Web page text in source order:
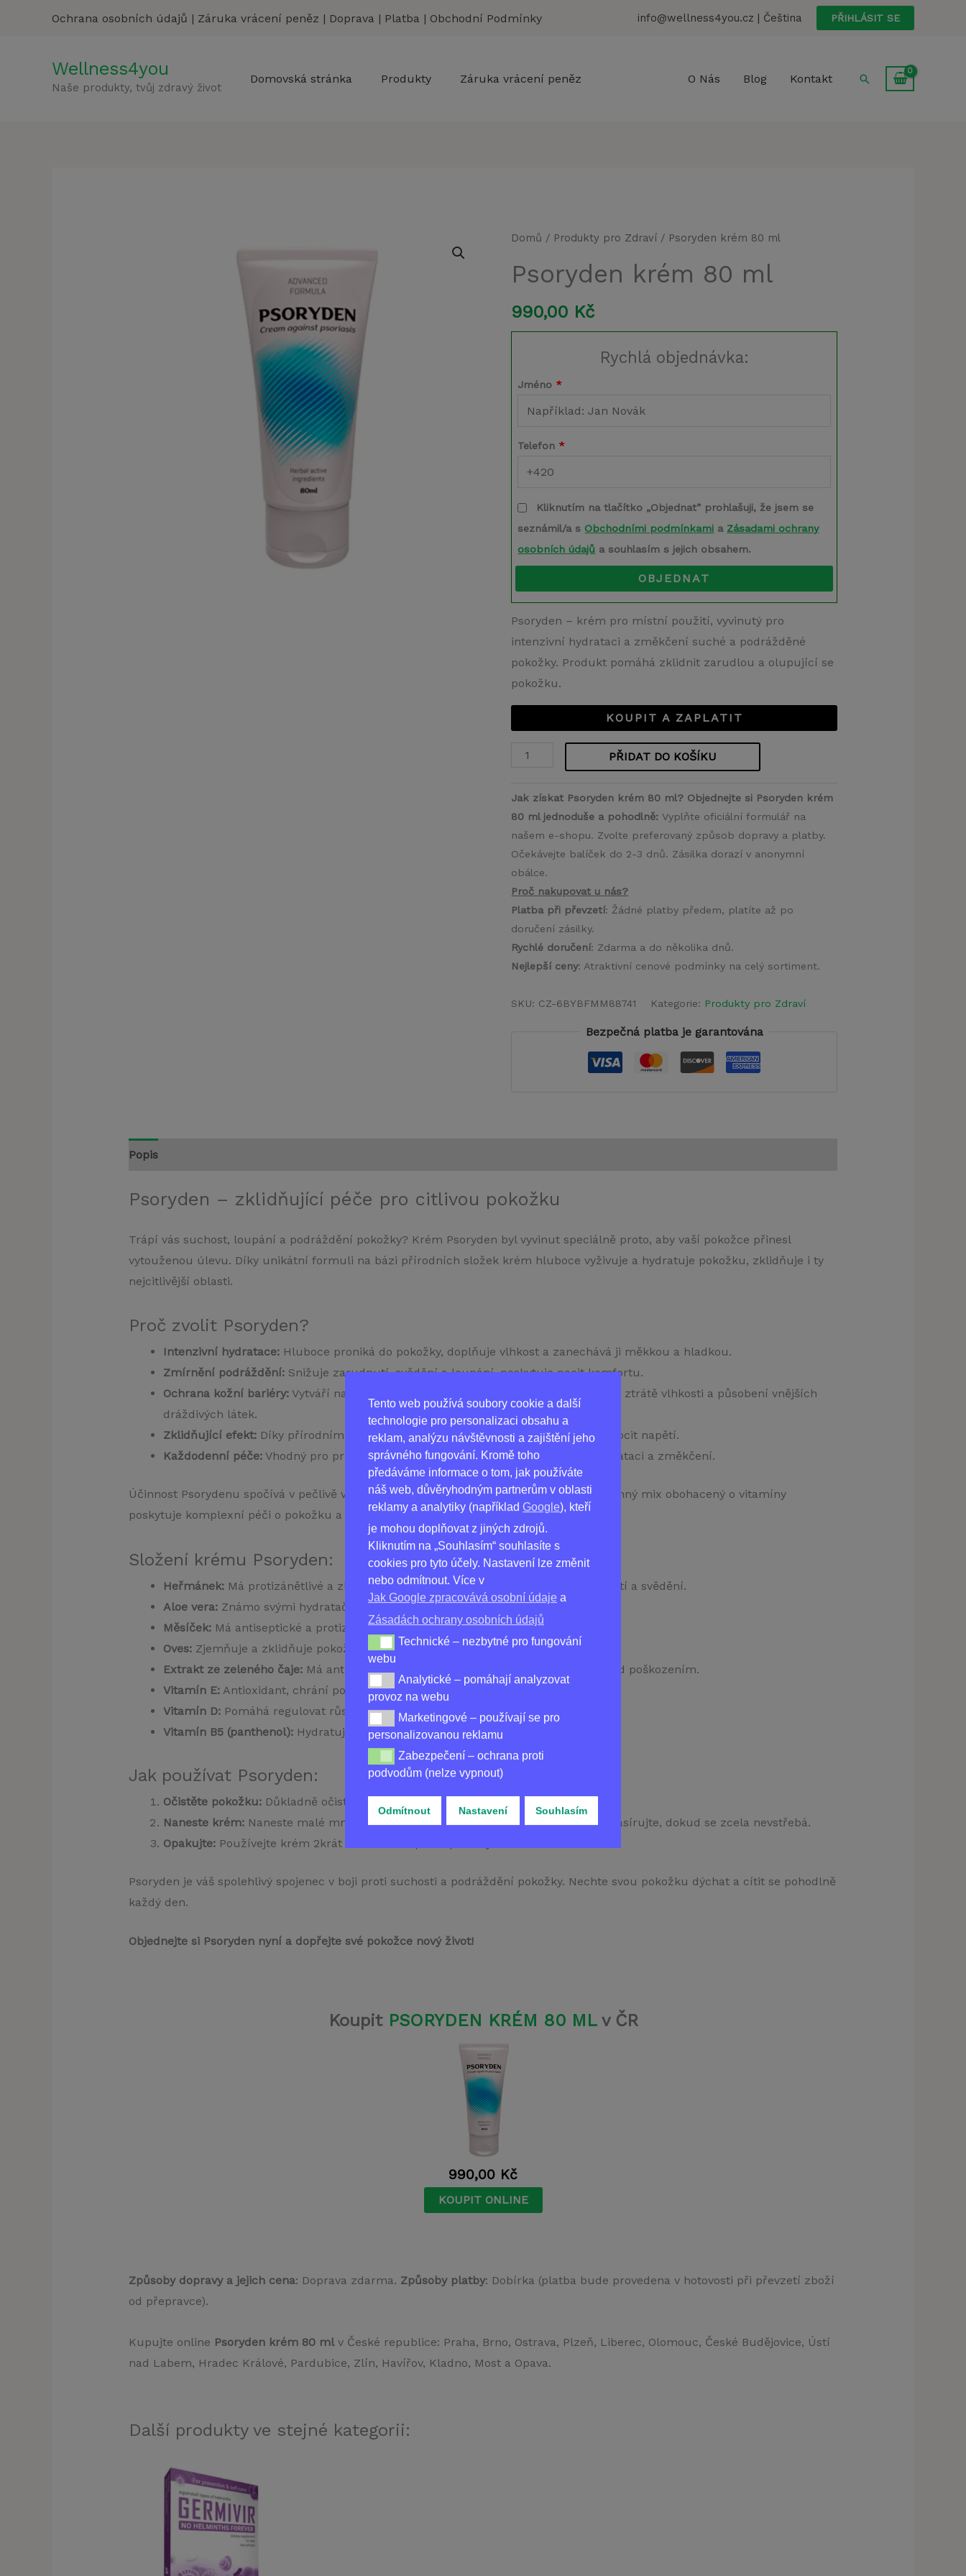
Tento web používá soubory cookie a další
technologie pro personalizaci obsahu a
reklam, analýzu návštěvnosti a zajištění jeho
správného fungování. Kromě toho
předáváme informace o tom, jak používáte
náš web, důvěryhodným partnerům v oblasti
reklamy a analytiky (například Google), kteří
je mohou doplňovat z jiných zdrojů.
Kliknutím na „Souhlasím“ souhlasíte s
cookies pro tyto účely. Nastavení lze změnit
nebo odmítnout. Více v
Jak Google zpracovává osobní údaje a
Zásadách ochrany osobních údajů
Technické – nezbytné pro fungování webu
Technické – nezbytné pro fungování
webu
Analytické – pomáhají analyzovat provoz na webu
Analytické – pomáhají analyzovat
provoz na webu
Marketingové – používají se pro personalizovanou reklamu
Marketingové – používají se pro
personalizovanou reklamu
Zabezpečení – ochrana proti podvodům (nelze vypnout)
Zabezpečení – ochrana proti
podvodům (nelze vypnout)
Odmítnout Nastavení Souhlasím
Ochrana osobních údajů | Záruka vrácení peněz | Doprava | Platba | Obchodní Podmínky info@wellness4you.cz | Čeština PŘIHLÁSIT SE
Wellness4you
Naše produkty, tvůj zdravý život
Domovská stránka Produkty Záruka vrácení peněz O Nás Blog Kontakt Hledat
Domů / Produkty pro Zdraví / Psoryden krém 80 ml
Psoryden krém 80 ml
990,00 Kč
Rychlá objednávka:
Jméno *
Telefon *
Kliknutím na tlačítko „Objednat” prohlašuji, že jsem se
seznámil/a s Obchodními podmínkami a Zásadami ochrany
osobních údajů a souhlasím s jejich obsahem.
OBJEDNAT
Psoryden – krém pro místní použití, vyvinutý pro
intenzivní hydrataci a změkčení suché a podrážděné
pokožky. Produkt pomáhá zklidnit zarudlou a olupující se
pokožku.
KOUPIT A ZAPLATIT
Psoryden
80
množství
PŘIDAT DO KOŠÍKU
Jak získat Psoryden krém 80 ml? Objednejte si Psoryden krém
80 ml jednoduše a pohodlně: Vyplňte oficiální formulář na
našem e-shopu. Zvolte preferovaný způsob dopravy a platby.
Očekávejte balíček do 2-3 dnů. Zásilka dorazí v anonymní
obálce.
Proč nakupovat u nás?
Platba při převzetí: Žádné platby předem, platíte až po
doručení zásilky.
Rychlé doručení: Zdarma a do několika dnů.
Nejlepší ceny: Atraktivní cenové podmínky na celý sortiment.
SKU: CZ-6BYBFMM88741 Kategorie: Produkty pro Zdraví
Bezpečná platba je garantována
Popis
Psoryden – zklidňující péče pro citlivou pokožku
Trápí vás suchost, loupání a podráždění pokožky? Krém Psoryden byl vyvinut speciálně proto, aby vaší pokožce přinesl
vytouženou úlevu. Díky unikátní formuli na bázi přírodních složek krém hluboce vyživuje a hydratuje pokožku, zklidňuje i ty
nejcitlivější oblasti.
Proč zvolit Psoryden?
Intenzivní hydratace:Hluboce proniká do pokožky, doplňuje vlhkost a zanechává ji měkkou a hladkou.
Zmírnění podráždění:Snižuje zarudnutí, svědění a loupání, poskytuje pocit komfortu.
Ochrana kožní bariéry:Vytváří na povrchu pokožky ochranný film, který zabraňuje ztrátě vlhkosti a působení vnějších
dráždivých látek.
Zklidňující efekt:Díky přírodním složkám krém zklidňuje pokožku a odstraňuje pocit napětí.
Každodenní péče:Vhodný pro pravidelné používání, poskytuje dlouhotrvající hydrataci a změkčení.
Účinnost Psorydenu spočívá v pečlivě vybraném složení přírodních ingrediencí. Náš bylinný mix obohacený o vitamíny
poskytuje komplexní péči o pokožku a pomáhá jí obnovit přirozené ochranné funkce.
Složení krému Psoryden:
Heřmánek:Má protizánětlivé a zklidňující vlastnosti, může pomoci snížit zarudnutí a svědění.
Aloe vera:Známo svými hydratačními, hojivými a protizánětlivými vlastnostmi.
Měsíček:Má antiseptické a protizánětlivé vlastnosti, pomáhá hojit rány.
Oves:Zjemňuje a zklidňuje pokožku, zmírňuje podráždění.
Extrakt ze zeleného čaje:Má antioxidační vlastnosti, pomáhá chránit pokožku před poškozením.
Vitamín E:Antioxidant, chrání pokožku před poškozením a podporuje hojení.
Vitamín D:Pomáhá regulovat růst kožních buněk a snižovat zánět.
Vitamín B5 (panthenol):Hydratuje pokožku a podporuje hojení.
Jak používat Psoryden:
Očistěte pokožku:Důkladně očistěte pokožku jemným čistícím prostředkem.
Naneste krém:Naneste malé množství krému na problémové oblasti a jemně vmasírujte, dokud se zcela nevstřebá.
Opakujte:Používejte krém 2krát denně nebo podle potřeby.
Psoryden je váš spolehlivý spojenec v boji proti suchosti a podráždění pokožky. Nechte svou pokožku dýchat a cítit se pohodlně
každý den.
Objednejte si Psoryden nyní a dopřejte své pokožce nový život!
Koupit PSORYDEN KRÉM 80 MLv ČR
990,00 Kč
KOUPIT ONLINE
Způsoby dopravy a jejich cena: Doprava zdarma. Způsoby platby: Dobírka (platba bude provedena v hotovosti při převzetí zboží
od přepravce).
Kupujte online Psoryden krém 80 mlv České republice: Praha, Brno, Ostrava, Plzeň, Liberec, Olomouc, České Budějovice, Ústí
nad Labem, Hradec Králové, Pardubice, Zlín, Havířov, Kladno, Most a Opava.
Další produkty ve stejné kategorii:
ml